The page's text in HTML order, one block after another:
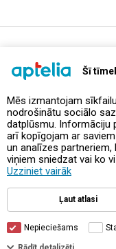
Šī
Mēs izmantojam
nodrošinātu sociālo
datplūsmu. Informāciju
arī kopīgojam ar
un analīzes
viņiem sniedzat vai ko
Uzziniet vairāk
Ļaut atlasi
Nepieciešams
Piedāvājumi un
Kontakti